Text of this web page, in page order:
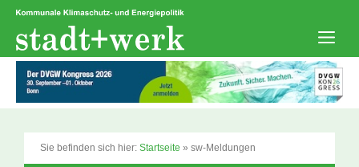
Zum
springen
Sie befinden sich hier: Startseite » sw-Meldungen